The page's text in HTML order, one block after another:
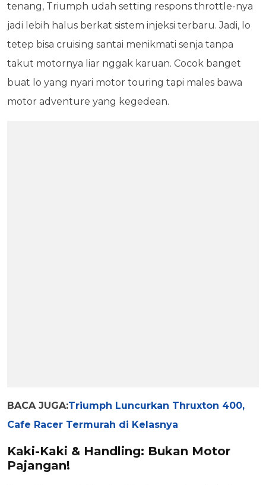
tenang, Triumph udah setting respons throttle-nya
jadi lebih halus berkat sistem injeksi terbaru. Jadi, lo
tetep bisa cruising santai menikmati senja tanpa
takut motornya liar nggak karuan. Cocok banget
buat lo yang nyari motor touring tapi males bawa
motor adventure yang kegedean.
BACA JUGA:Triumph Luncurkan Thruxton 400,
Cafe Racer Termurah di Kelasnya
Kaki-Kaki & Handling: Bukan Motor
Pajangan!